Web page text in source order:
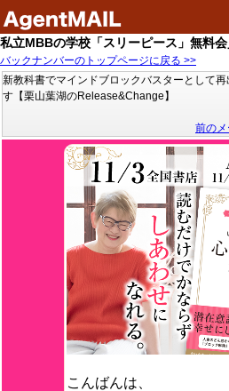
私立MBBの学校「スリーピース」無料
バックナンバーのトップページに戻る >>
新教科書でマインドブロックバスターとして
す【栗山葉湖のRelease&Change】
前の
こんばんは、